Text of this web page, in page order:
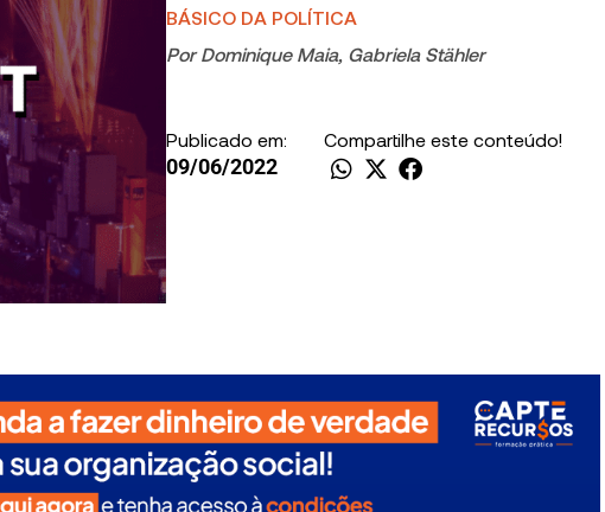
BÁSICO DA POLÍTICA
Por Dominique Maia, Gabriela Stähler
Publicado em:
09/06/2022
Compartilhe este conteúdo!